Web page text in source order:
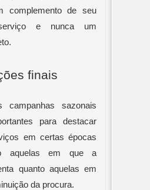
complemento de seu
e nunca um
finais
campanhas sazonais
para destacar
em certas épocas
aquelas em que a
quanto aquelas em
da procura.